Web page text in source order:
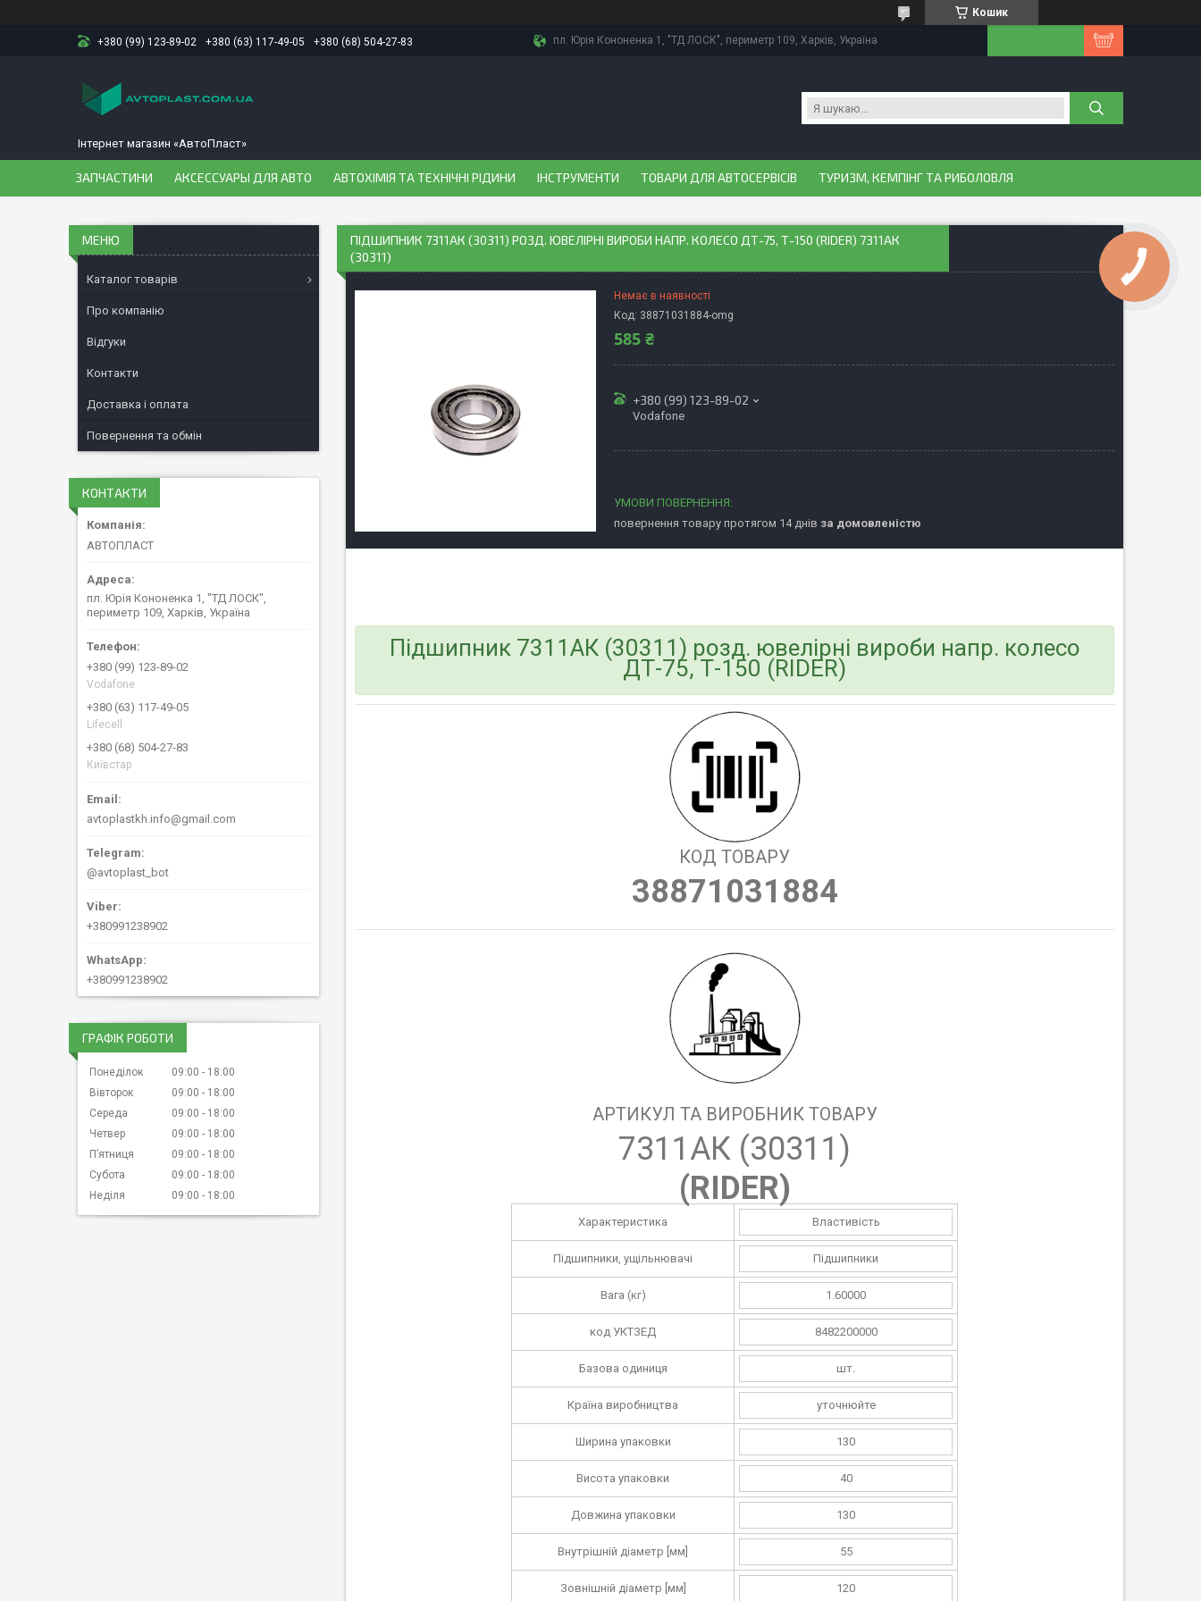
Кошик
+380 (99) 123-89-02 +380 (63) 117-49-05 +380 (68) 504-27-83 пл. Юрія Кононенка 1, "ТД ЛОСК", периметр 109, Харків, Україна
Інтернет магазин «АвтоПласт»
ЗАПЧАСТИНИ АКСЕССУАРЫ ДЛЯ АВТО АВТОХІМІЯ ТА ТЕХНІЧНІ РІДИНИ ІНСТРУМЕНТИ ТОВАРИ ДЛЯ АВТОСЕРВІСІВ ТУРИЗМ, КЕМПІНГ ТА РИБОЛОВЛЯ
ПІДШИПНИК 7311АК (30311) РОЗД. ЮВЕЛІРНІ ВИРОБИ НАПР. КОЛЕСО ДТ-75, Т-150 (RIDER) 7311АК
(30311)
Немає в наявності
Код: 38871031884-omg
585 ₴
+380 (99) 123-89-02
Vodafone
повернення товару протягом 14 днів за домовленістю
Підшипник 7311АК (30311) розд. ювелірні вироби напр. колесо
ДТ-75, Т-150 (RIDER)
КОД ТОВАРУ
38871031884
АРТИКУЛ ТА ВИРОБНИК ТОВАРУ
7311АК (30311)
(RIDER)
Характеристика Властивість
Підшипники, ущільнювачі Підшипники
Вага (кг) 1.60000
код УКТЗЕД 8482200000
Базова одиниця шт.
Країна виробництва уточнюйте
Ширина упаковки 130
Висота упаковки 40
Довжина упаковки 130
Внутрішній діаметр [мм] 55
Зовнішній діаметр [мм] 120
Каталог товарів
Про компанію
Відгуки
Контакти
Доставка і оплата
Повернення та обмін
КОНТАКТИ
АВТОПЛАСТ
пл. Юрія Кононенка 1, "ТД ЛОСК",
периметр 109, Харків, Україна
+380 (99) 123-89-02
Vodafone
+380 (63) 117-49-05
Lifecell
+380 (68) 504-27-83
Київстар
avtoplastkh.info@gmail.com
@avtoplast_bot
+380991238902
+380991238902
ГРАФІК РОБОТИ
Понеділок 09:00
18:00
Вівторок
09:00
18:00
Середа
09:00
18:00
Четвер
09:00
18:00
Пʼятниця
09:00
18:00
Субота
09:00
18:00
Неділя
09:00 18:00